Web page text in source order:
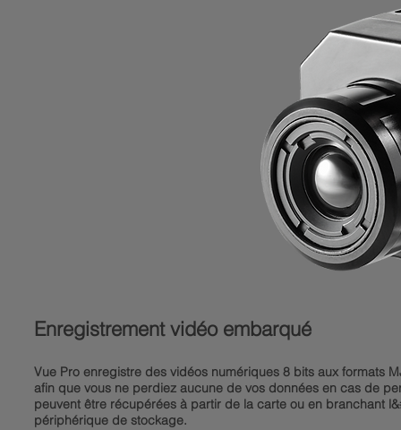
Enregistrement vidéo embarqué
Vue Pro enregistre des vidéos numériques 8 bits aux formats
afin que vous ne perdiez aucune de vos données en cas de
peuvent être récupérées à partir de la carte ou en branchant
périphérique de stockage.